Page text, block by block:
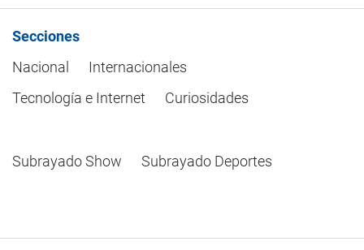
Secciones
Nacional
Internacionales
Tecnología e Internet
Curiosidades
Subrayado Show Subrayado Deportes